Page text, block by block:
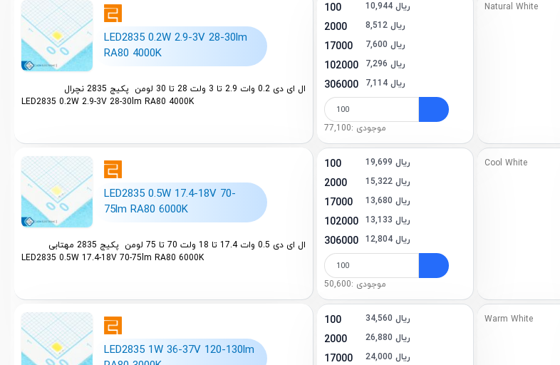
LED2835 0.2W 2.9-3V 28-30lm
RA80 4000K
ال ای دی 0.2 وات 2.9 تا 3 ولت 28 تا 30 لومن پکیج 2835 نچرال
LED2835 0.2W 2.9-3V 28-30lm RA80 4000K
100 10,944 ریال
2000 8,512 ریال
17000 7,600 ریال
102000 7,296 ریال
306000 7,114 ریال
موجودی :77,100
Natural White
LED2835 0.5W 17.4-18V 70-
75lm RA80 6000K
ال ای دی 0.5 وات 17.4 تا 18 ولت 70 تا 75 لومن پکیج 2835 مهتابی
LED2835 0.5W 17.4-18V 70-75lm RA80 6000K
100 19,699 ریال
2000 15,322 ریال
17000 13,680 ریال
102000 13,133 ریال
306000 12,804 ریال
موجودی :50,600
Cool White
LED2835 1W 36-37V 120-130lm
100 34,560 ریال
2000 26,880 ریال
17000 24,000 ریال
Warm White